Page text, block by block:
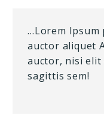
…Lorem Ipsum
auctor aliquet
auctor, nisi elit
sagittis sem!